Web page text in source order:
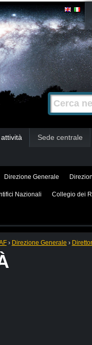
Cerca nel
Sede centrale
Direzione Generale
Nazionali Collegio dei
› Direzione Generale ›